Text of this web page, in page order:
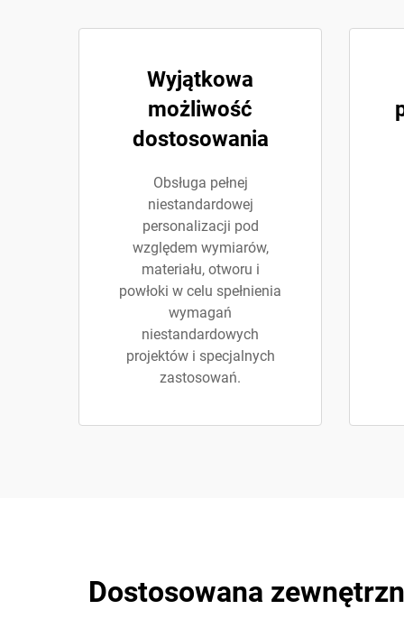
Wyjątkowa
możliwość
dostosowania
Obsługa pełnej
niestandardowej
personalizacji pod
względem wymiarów,
materiału, otworu i
powłoki w celu spełnienia
wymagań
niestandardowych
projektów i specjalnych
zastosowań.
Dostosowana